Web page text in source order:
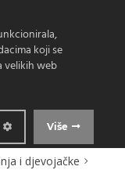
i djevojačke
koji se
velikih web
Više